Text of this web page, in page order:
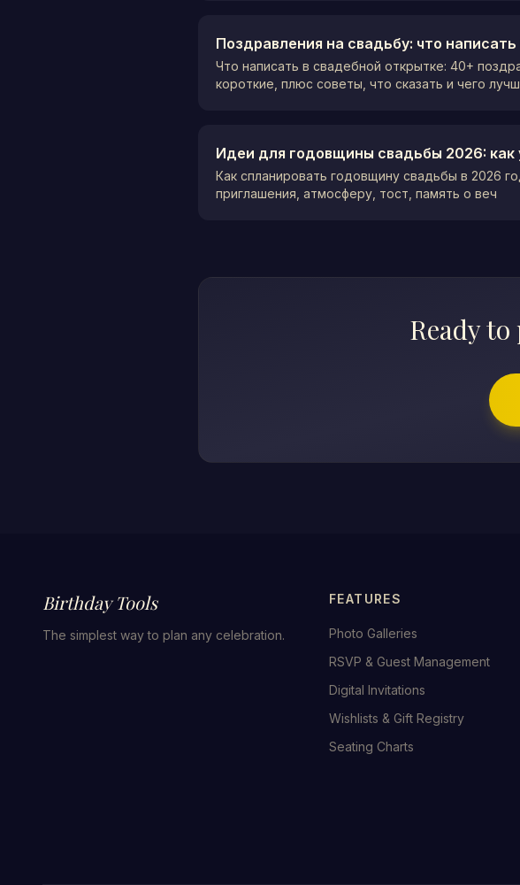
Поздравления на свадьбу: что
Что написать в свадебной открытке: 40+
короткие, плюс советы, что сказать и чего
Идеи для годовщины свадьбы 2026: как
Как спланировать годовщину свадьбы в 2026
приглашения, атмосферу, тост, память о веч
Ready
Birthday Tools
The simplest way to plan any celebration.
FEATURES
Photo Galleries
RSVP & Guest Management
Digital Invitations
Wishlists & Gift Registry
Seating Charts